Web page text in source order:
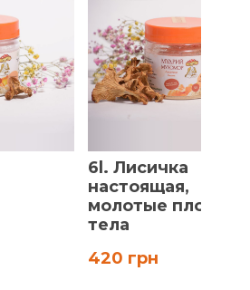
6l. Лисичка
настоящая,
молотые
тела
420 грн